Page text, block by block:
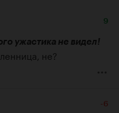
9
ужастика не видел!
не?
-6